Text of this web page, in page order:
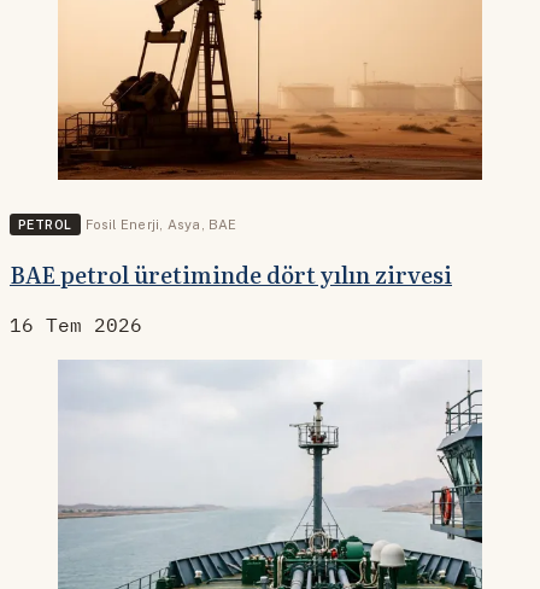
PETROL Fosil Enerji Asya BAE
BAE petrol üretiminde dört yılın zirvesi
16 Tem 2026